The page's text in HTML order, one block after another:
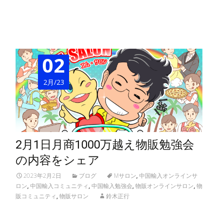
02
2月/23
2月1日月商1000万越え物販勉強会
の内容をシェア
2023年2月2日 ブログ Mサロン,中国輸入オンラインサ
ロン,中国輸入コミュニティ,中国輸入勉強会,物販オンラインサロン,物
販コミュニティ,物販サロン 鈴木正行